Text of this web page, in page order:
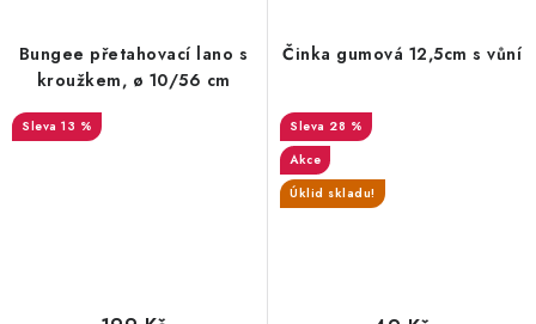
Bungee přetahovací lano s
kroužkem, ø 10/56 cm
13 %
Činka gumová 12,5cm s vůní
28 %
Akce
Úklid skladu!